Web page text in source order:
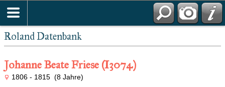
Roland Datenbank
Johanne Beate Friese (I3074)
1806 - 1815 (8 Jahre)